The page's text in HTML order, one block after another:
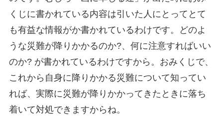
くじに書かれている内容は引いた人にとってとて
も有益な情報がか書かれているわけです。どのよ
うな災難が降りかかるのか?、何に注意すればいい
のか? が書かれているわけですから。おみくじで、
これから自身に降りかかる災難について知ってい
れば、実際に災難が降りかかってきたときに落ち
着いて対処できますからね。